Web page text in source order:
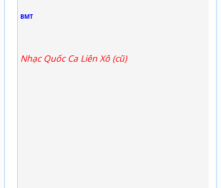
BMT
Nhạc Quốc Ca Liên Xô (cũ)